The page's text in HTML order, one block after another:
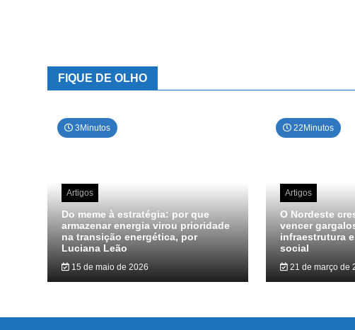
FIQUE DE OLHO
3Minutos
Artigos
Do meme à estratégia: por que
armazenar energia virou prioridade
na transição energética, por
Luciana Leão
15 de maio de 2026
22Minutos
Artigos
O Nordeste
vencer
infraestrutura
social
21 de março de